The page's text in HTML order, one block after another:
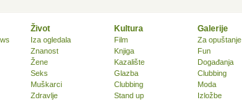
Život
Iza ogledala
Znanost
Žene
Seks
Muškarci
Zdravlje
Kultura
Film
Knjiga
Kazalište
Glazba
Clubbing
Stand up
Galerije
Za opuštanje
Fun
Događanja
Clubbing
Moda
Izložbe